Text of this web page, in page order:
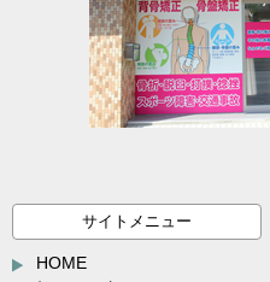
サイトメニュー
HOME